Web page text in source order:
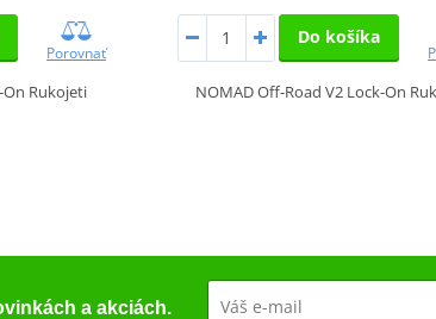
Porovnať
On Rukojeti
Do košíka
NOMAD Off-Road V2 Lock-On
a akciách.